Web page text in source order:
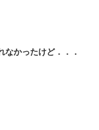
なかったけど．．．